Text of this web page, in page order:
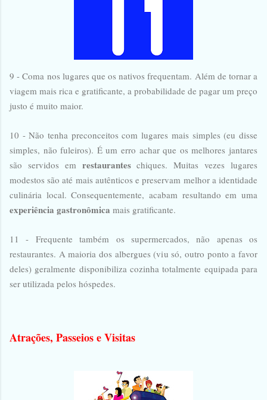
9 - Coma nos lugares que os nativos frequentam. Além de tornar a
viagem mais rica e gratificante, a probabilidade de pagar um preço
justo é muito maior.
10 - Não tenha preconceitos com lugares mais simples (eu disse
simples, não fuleiros). É um erro achar que os melhores jantares
são servidos em restauranteschiques. Muitas vezes lugares
modestos são até mais autênticos e preservam melhor a identidade
culinária local. Consequentemente, acabam resultando em uma
experiência gastronômica mais gratificante.
11 - Frequente também os supermercados, não apenas os
restaurantes. A maioria dos albergues (viu só, outro ponto a favor
deles) geralmente disponibiliza cozinha totalmente equipada para
ser utilizada pelos hóspedes.
Atrações, Passeios e Visitas